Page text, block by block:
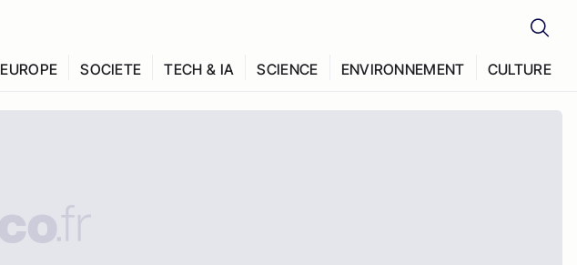
EUROPE SOCIETE TECH & IA SCIENCE ENVIRONNEMENT CULTURE